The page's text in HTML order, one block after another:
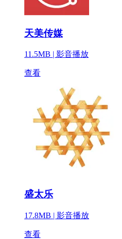
天美传媒
11.5MB | 影音播放
查看
盛太乐
17.8MB | 影音播放
查看